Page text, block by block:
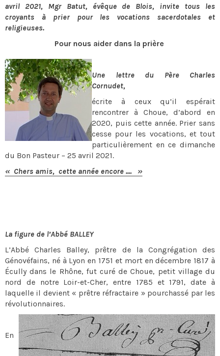
avril 2021, Mgr Batut, évêque de Blois, invite tous les
croyants à prier pour les vocations sacerdotales et
religieuses.
Pour nous aider dans la prière
Une lettre du Père Charles
Cornudet,
écrite à ceux qu’il espérait
rencontrer à Choue, d’abord en
2020, puis cette année. Prier sans
cesse pour les vocations, et tout
particulièrement en ce dimanche
du Bon Pasteur – 25 avril 2021.
« Chers amis, cette année encore .... »
La figure de l’Abbé BALLEY
L’Abbé Charles Balley, prêtre de la Congrégation des
Génovéfains, né à Lyon en 1751 et mort en décembre 1817 à
Écully dans le Rhône, fut curé de Choue, petit village du
nord de notre Loir-et-Cher, entre 1785 et 1791, date à
laquelle il devient « prêtre réfractaire » pourchassé par les
révolutionnaires.
En